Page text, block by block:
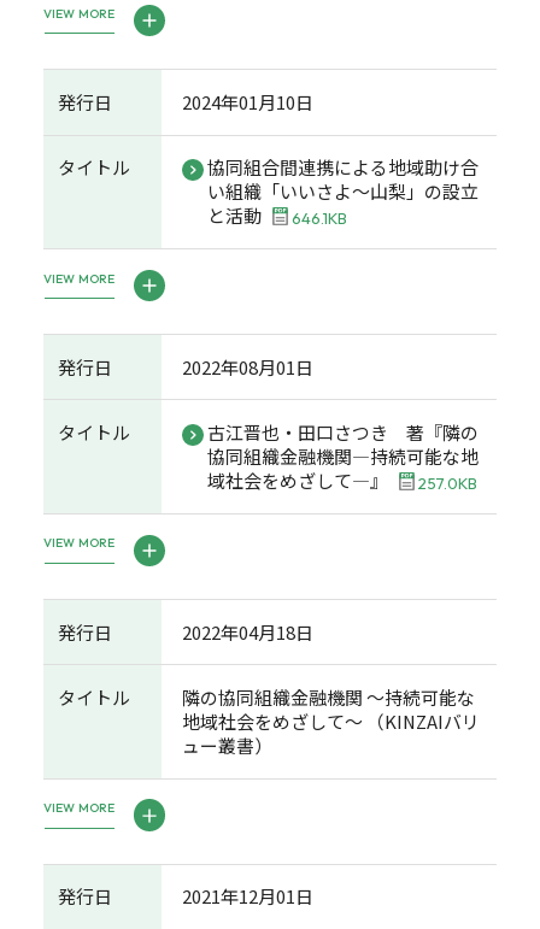
VIEW MORE
発行日 2024年01月10日
タイトル
協同組合間連携による地域助け合
い組織「いいさよ～山梨」の設立
と活動
646.1KB
VIEW MORE
発行日 2022年08月01日
タイトル
古江晋也・田口さつき 著『隣の
協同組織金融機関―持続可能な地
域社会をめざして―』
257.0KB
VIEW MORE
発行日 2022年04月18日
タイトル
隣の協同組織金融機関 ～持続可能な
地域社会をめざして～ （KINZAIバリ
ュー叢書）
VIEW MORE
発行日 2021年12月01日